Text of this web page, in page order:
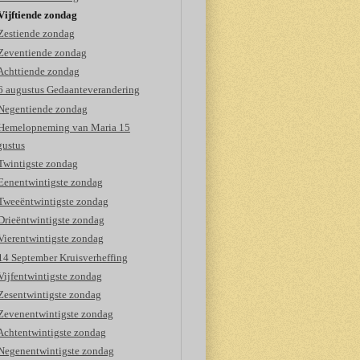
zondag
zondag
zondag
zondag
augustus Gedaanteverandering
zondag
van Maria 15
zondag
zondag
zondag
zondag
zondag
September Kruisverheffing
zondag
zondag
zondag
zondag
zondag